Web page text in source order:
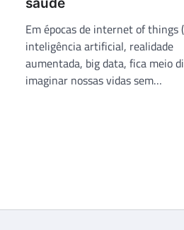
Em épocas de internet of things
inteligência artificial, realidade
aumentada, big data, fica meio
imaginar nossas vidas sem…